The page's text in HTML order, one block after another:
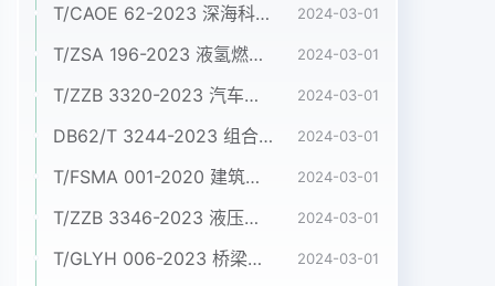
T/CAOE 62-2023 深海科考型ROV作业规范 2024-03-01
T/ZSA 196-2023 液氢燃料电池电动商用车 技术条件 2024-03-01
T/ZZB 3320-2023 汽车用金属双极板氢燃料电池发动机 2024-03-01
DB62/T 3244-2023 组合铝合金模板施工验收标准 2024-03-01
T/FSMA 001-2020 建筑屋面和幕墙用不锈钢压型板 2024-03-01
T/ZZB 3346-2023 液压系统用烧结双金属配油盘 2024-03-01
T/GLYH 006-2023 桥梁嵌入式盆式支座 2024-03-01